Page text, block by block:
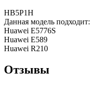
HB5P1H
Данная модель
Huawei E5776S
Huawei E589
Huawei R210
Отзывы